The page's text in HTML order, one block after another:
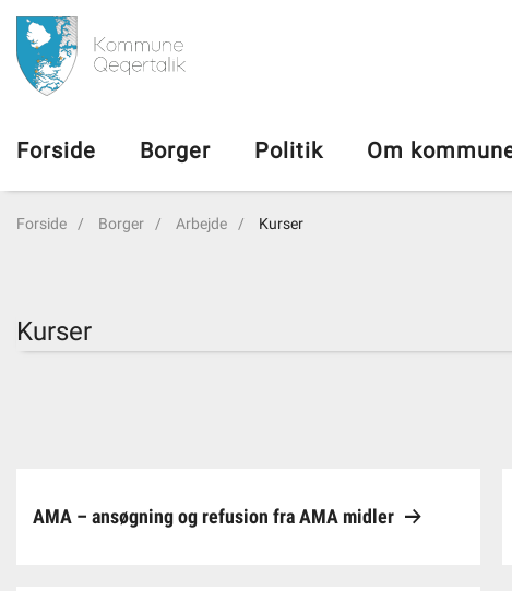
Om kommunen
Forside Borger Politik Om
Forside Borger Arbejde Kurser
Kurser
AMA – ansøgning og refusion fra AMA midler